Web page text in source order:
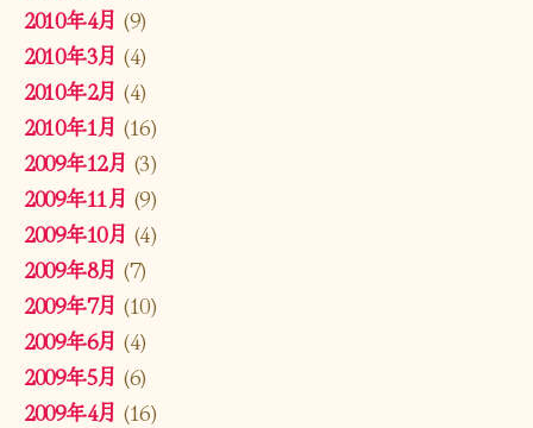
2010年4月 (9)
2010年3月 (4)
2010年2月 (4)
2010年1月 (16)
2009年12月 (3)
2009年11月 (9)
2009年10月 (4)
2009年8月 (7)
2009年7月 (10)
2009年6月 (4)
2009年5月 (6)
2009年4月 (16)